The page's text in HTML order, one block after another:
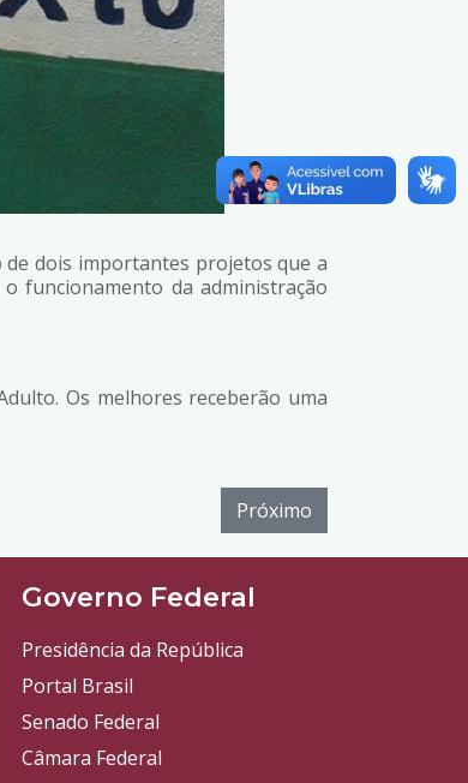
de dois importantes projetos que a
funcionamento da administração
Os melhores receberão uma
Próximo
Governo Federal
Presidência da República
Portal Brasil
Senado Federal
Câmara Federal